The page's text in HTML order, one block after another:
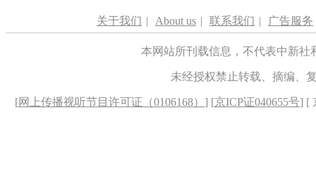
关于我们 | About us | 联系我们 | 广告服务
本网站所刊载信息，不代表中新
未经授权禁止转载、摘编、
[网上传播视听节目许可证（0106168） ] [京ICP证040655号] [